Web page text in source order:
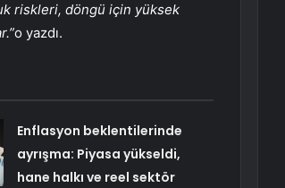
riskleri, döngü için yüksek
o yazdı.
Enflasyon beklentilerinde
ayrışma: Piyasa yükseldi,
hane halkı ve reel sektör